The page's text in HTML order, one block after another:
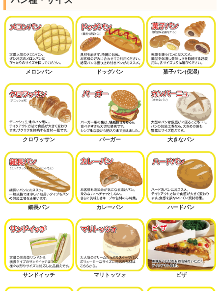
メロンパン ドッグパン 菓子パン(保湿)
クロワッサン バーガー 大きなパン
細長パン カレーパン ハードパン
サンドイッチ マリトッツォ ピザ